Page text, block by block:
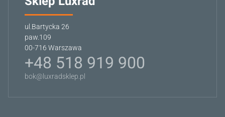
ul.Bartycka 26
paw.109
00-716 Warszawa
+48 518 919 900
bok@luxradsklep.pl